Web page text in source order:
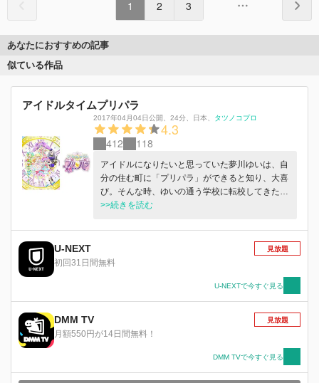
1 2 3
あなたにおすすめの記事
似ている作品
アイドルタイムプリパラ
2017年04月04日公開、 24分、 日本、 タツノコプロ
4.3
412 118
アイドルになりたいと思っていた夢川ゆいは、自
分の住む町に「プリパラ」ができると知り、大喜
び。そんな時、ゆいの通う学校に転校してきたの
は、パラ宿でトップアイドルとして知られる真中
リパラチェンジしても姿が変わらなくなってい
た……。はたしてゆいは、自分が望むアイドルに
なれるのか？そして２人はパパラ宿のプリパラを
>>続きを読む
U-NEXT
初回31日間無料
見放題
U-NEXTで今すぐ見る
DMM TV
月額550円が14日間無料！
見放題
DMM TVで今すぐ見る